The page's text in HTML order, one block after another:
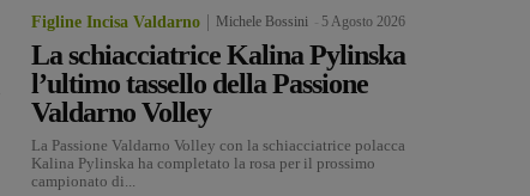
Figline Incisa Valdarno Michele Bossini 5 Agosto 2026
La schiacciatrice Kalina Pylinska
l’ultimo tassello della Passione
Valdarno Volley
La Passione Valdarno Volley con la schiacciatrice polacca
Kalina Pylinska ha completato la rosa per il prossimo
campionato di...